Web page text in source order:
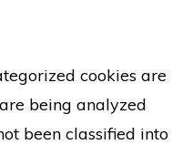
cookies are
being analyzed
been classified into